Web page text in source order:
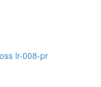
lr-008-pr